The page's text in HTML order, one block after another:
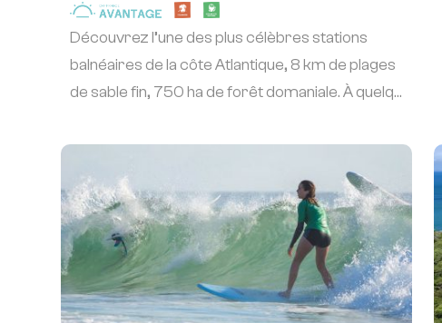
Découvrez l’une des plus célèbres stations
balnéaires de la côte Atlantique, 8 km de plages
de sable fin, 750 ha de forêt domaniale. À quelq...